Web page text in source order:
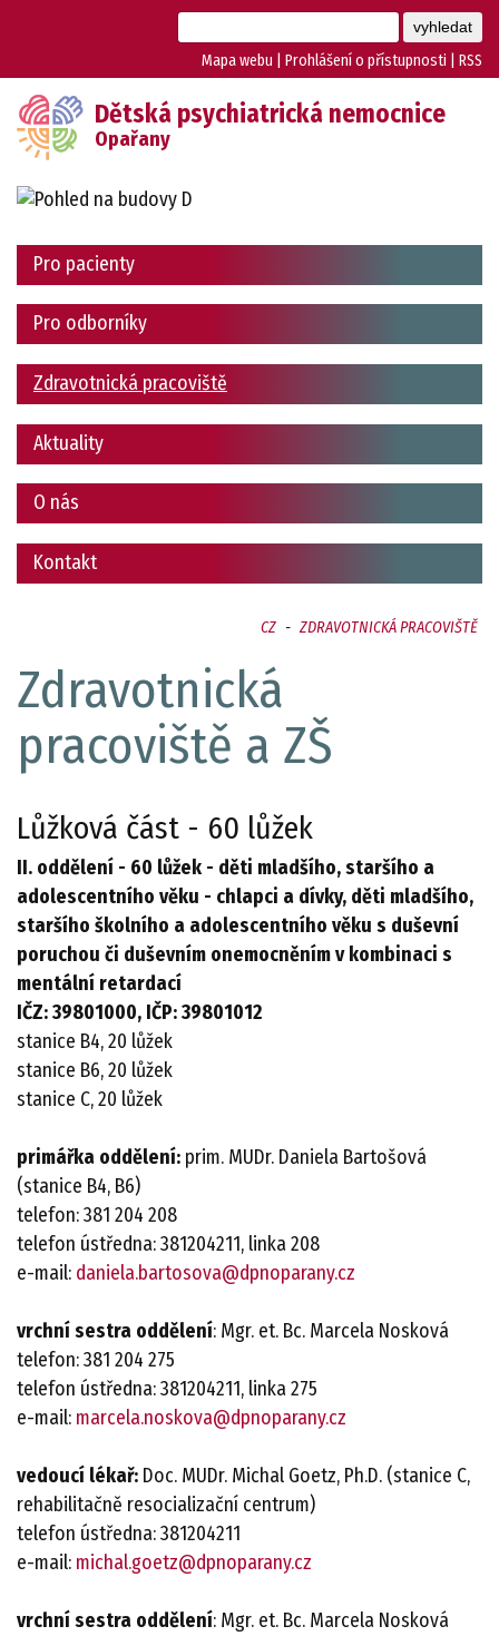
Mapa webu Prohlášení o přístupnosti RSS
Dětská psychiatrická nemocnice
Opařany
Pro pacienty
Pro odborníky
Zdravotnická pracoviště
Aktuality
O nás
Kontakt
CZ - ZDRAVOTNICKÁ PRACOVIŠTĚ
Zdravotnická
pracoviště a ZŠ
Lůžková část - 60 lůžek
II. oddělení - 60 lůžek - děti mladšího, staršího a
adolescentního věku - chlapci a dívky, děti mladšího,
staršího školního a adolescentního věku s duševní
poruchou či duševním onemocněním v kombinaci s
mentální retardací
IČZ: 39801000, IČP: 39801012
stanice B4, 20 lůžek
stanice B6, 20 lůžek
stanice C, 20 lůžek
primářka oddělení: prim. MUDr. Daniela Bartošová
(stanice B4, B6)
telefon: 381 204 208
telefon ústředna: 381204211, linka 208
e-mail: daniela.bartosova@dpnoparany.cz
vrchní sestra oddělení: Mgr. et. Bc. Marcela Nosková
telefon: 381 204 275
telefon ústředna: 381204211, linka 275
e-mail: marcela.noskova@dpnoparany.cz
vedoucí lékař: Doc. MUDr. Michal Goetz, Ph.D. (stanice C,
rehabilitačně resocializační centrum)
telefon ústředna: 381204211
e-mail: michal.goetz@dpnoparany.cz
vrchní sestra oddělení: Mgr. et. Bc. Marcela Nosková